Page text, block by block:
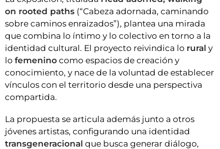
on rooted paths (“Cabeza adornada, caminando
sobre caminos enraizados”), plantea una mirada
que combina lo íntimo y lo colectivo en torno a la
identidad cultural. El proyecto reivindica lo rural y
lo femenino como espacios de creación y
conocimiento, y nace de la voluntad de establecer
vínculos con el territorio desde una perspectiva
compartida.
La propuesta se articula además junto a otros
jóvenes artistas, configurando una identidad
transgeneracional que busca generar diálogo,